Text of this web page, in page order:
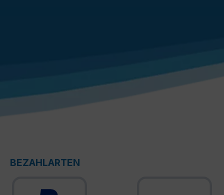
BEZAHLARTEN